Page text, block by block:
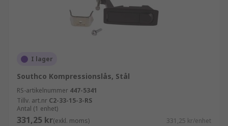
I lager
Southco Kompressionslås, Stål
RS-artikelnummer 447-5341
Tillv. art.nr C2-33-15-3-RS
Antal (1 enhet)
331,25 kr(exkl. moms) 331,25 kr/enhet